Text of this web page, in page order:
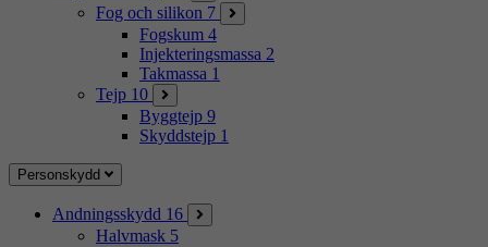
Fog och silikon 7
Fogskum 4
Injekteringsmassa 2
Takmassa 1
Tejp 10
Byggtejp 9
Skyddstejp 1
Personskydd
Andningsskydd 16
Halvmask 5